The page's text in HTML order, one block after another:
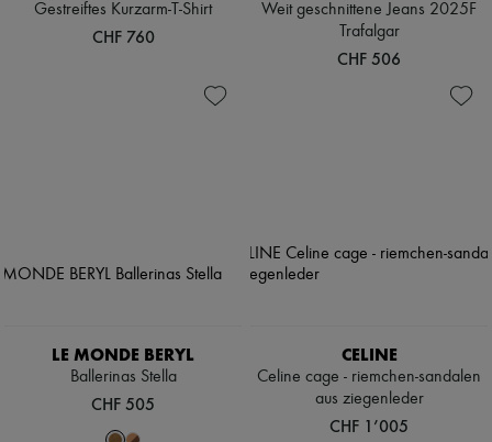
Gestreiftes Kurzarm-T-Shirt
CHF 760
Weit geschnittene Jeans 2025F
Trafalgar
CHF 506
LE MONDE BERYL
Ballerinas Stella
CHF 505
CELINE
Celine cage - riemchen-sandalen
aus ziegenleder
CHF 1’005